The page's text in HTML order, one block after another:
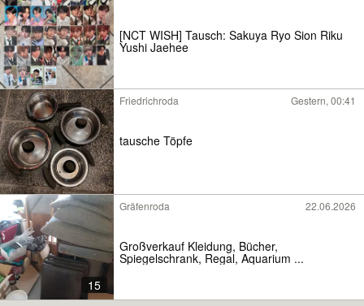
[NCT WISH] Tausch: Sakuya Ryo Sion Riku
Yushi Jaehee
Friedrichroda Gestern, 00:41
tausche Töpfe
15
Gräfenroda 22.06.2026
Großverkauf Kleidung, Bücher,
Spiegelschrank, Regal, Aquarium ...